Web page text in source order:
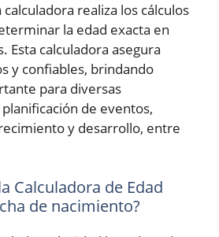
realiza los cálculos
la edad exacta en
Esta calculadora asegura
y confiables, brindando
para diversas
de eventos,
y desarrollo, entre
Calculadora de Edad
de nacimiento?